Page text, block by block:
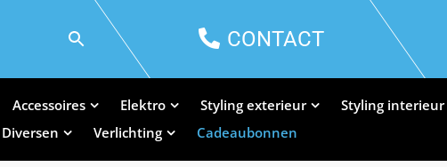
CONTACT
Accessoires Elektro Styling exterieur Styling interieur
Verlichting Cadeaubonnen